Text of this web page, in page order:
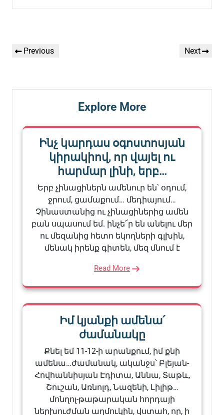
նավարկումը
Previous
Previous
Next
Next
Explore More
Ինչ կարդաս օգոստոսյան
կիրակիով, որ վայել ու
հարմար լինի, երբ…
Երբ չինացիներն ամենուր են՝ օդում,
ջրում, ցամաքում… մեդիայում…
Չինաստանից ու չինացիներից ամեն
բան սպասում եմ. ինչե՜ր են անելու մեր
ու մեզանից հետո եկողների գլխին,
մենակ իրենք գիտեն, մեզ մնում է
Read More
Իմ կյանքի ամենա՛
ժամանակը
Քնել եմ 11-12-ի արանքում, իմ քնի
ամենա…ժամանակ, ականջս՝ Բլեյան-
Հովհաննիսյան Էդիտա, Աննա, Տաթև,
Շուշան, Առնոլդ, Նազենի, Լիլիթ…
մոնղոլ-թաթարական հորդայի
ներխուժման աղմուկին, վստահ, որ, ի